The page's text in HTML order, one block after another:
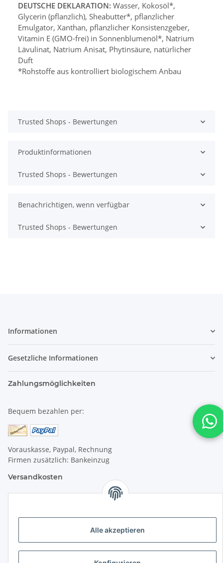
Alle akzeptieren
DEUTSCHE DEKLARATION: Wasser, Kokosöl*,
Glycerin (pflanzlich), Sheabutter*, pflanzlicher
Emulgator, Xanthan, pflanzlicher Konsistenzgeber,
Vitamin E (GMO-frei) in Sonnenblumenöl*, Natrium
Lävulinat, Natrium Anisat, Phytinsäure, natürlicher
Duft
*Rohstoffe aus kontrolliert biologischem Anbau
Trusted Shops - Bewertungen
Produktinformationen
Trusted Shops - Bewertungen
Benachrichtigen, wenn verfügbar
Trusted Shops - Bewertungen
Informationen
Gesetzliche Informationen
Zahlungsmöglichkeiten
Bequem bezahlen per:
Vorauskasse, Paypal, Rechnung
Firmen zusätzlich: Bankeinzug
Versandkosten
versandkostenfrei ab 25 € (darunter 6 €)